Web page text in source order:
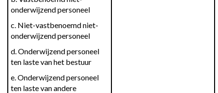
onderwijzend personeel
c. Niet-vastbenoemd niet-
onderwijzend personeel
d. Onderwijzend personeel
ten laste van het bestuur
e. Onderwijzend personeel
ten laste van andere